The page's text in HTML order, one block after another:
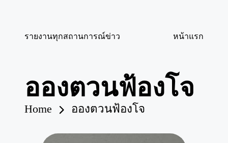
รายงานทุกสถานการณ์ข่าว หน้าแรก
อองตวนฟ้องโจ
Home อองตวนฟ้องโจ